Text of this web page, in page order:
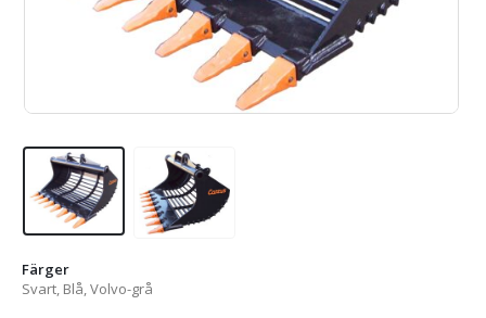
Färger
Svart, Blå, Volvo-grå